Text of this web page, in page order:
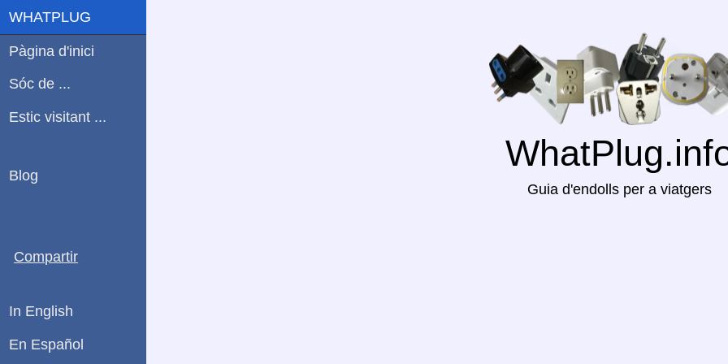
Guia d'endolls per a viatgers
WHATPLUG
Pàgina d'inici
Sóc de ...
Estic visitant ...
Blog
Compartir
In English
En Español